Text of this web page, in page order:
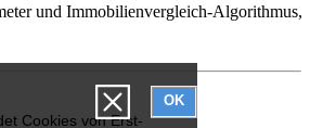
Cookies von Erst-
OK
und Immobilienvergleich-Algorithmus,